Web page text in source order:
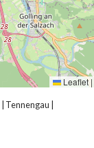
Leaflet |
Tennengau